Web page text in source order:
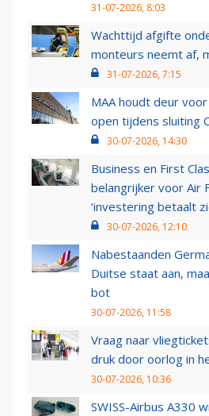
31-07-2026, 8:03
Wachttijd afgifte
monteurs neemt af,
31-07-2026, 7:15
MAA houdt deur
open tijdens sluiting
30-07-2026, 14:30
Business en First
belangrijker voor Air
‘investering betaalt
30-07-2026, 12:10
Nabestaanden
Duitse staat aan,
bot
30-07-2026, 11:58
Vraag naar
druk door oorlog in
30-07-2026, 10:36
SWISS-Airbus A330